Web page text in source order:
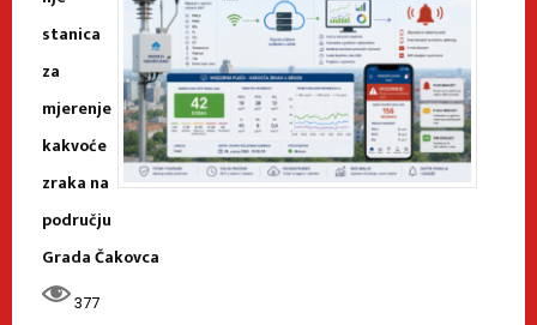
stanica
za
mjerenje
kakvoće
zraka na
području
Grada Čakovca
377